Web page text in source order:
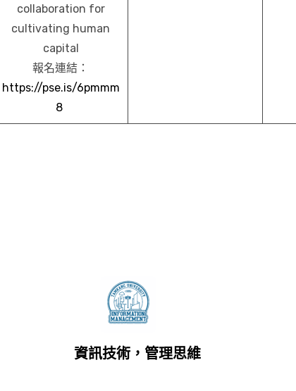
collaboration for
cultivating human
capital
報名連結：
https://pse.is/6pmmm
8
資訊技術，管理思維